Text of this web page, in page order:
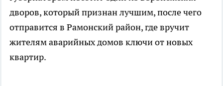
дворов, который признан лучшим, после чего
отправится в Рамонский район, где вручит
жителям аварийных домов ключи от новых
квартир.